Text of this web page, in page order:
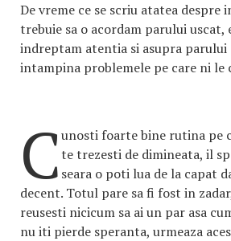
De vreme ce se scriu atatea despre
trebuie sa o acordam parului uscat,
indreptam atentia si asupra parului
intampina problemele pe care ni le
Cunosti foarte bine rutina pe
te trezesti de dimineata, il
seara o poti lua de la capat
decent. Totul pare sa fi fost in
reusesti nicicum sa ai un par asa
nu iti pierde speranta, urmeaza